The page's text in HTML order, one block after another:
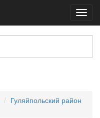
Гуляйпольский район